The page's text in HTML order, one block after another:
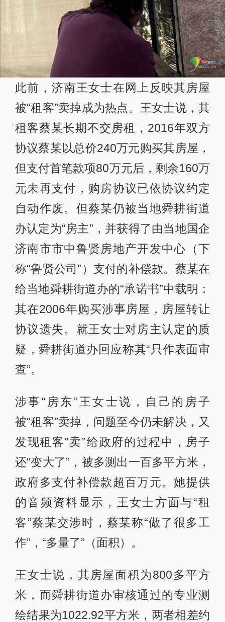
此前，济南王女士在网上反映其房屋
被“租客”卖掉成为热点。王女士说，其
租客蔡某长期不交房租，2016年双方
协议蔡某以总价240万元购买其房屋，
但支付首笔款项80万元后，剩余160万
元未再支付，购房协议已依协议约定
自动作废。但蔡某仍被当地舜耕街道
办认定为“房主”，并获得了由当地国企
济南市市中鲁贤房地产开发中心（下
称“鲁贤公司”）支付的补偿款。蔡某在
给当地舜耕街道办的“承诺书”中载明：
其在2006年购买涉事房屋，房屋转让
协议遗失。就王女士对房主认定的质
疑，舜耕街道办回应称其“只作表面审
查”。
涉事“房东”王女士说，自己的房子
被“租客”卖掉，问题至今仍未解决，又
发现租客“卖”给政府的过程中，房子
还“变大了”，被多测出一百多平方米，
政府多支付补偿款超百万元。她提供
的音频资料显示，王女士方面与“租
客”蔡某交涉时，蔡某称“做了很多工
作”，“多量了”（面积）。
王女士说，其房屋面积为800多平方
米，而舜耕街道办审核通过的专业测
绘结果为1022.92平方米，两者相差约